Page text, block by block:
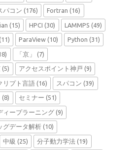
パコン (176) Fortran (16)
(15) HPCI (30) LAMMPS (49)
ParaView (10) Python (31)
「京」 (7)
(5) アクセスポイント神戸 (9)
リプト言語(16) スパコン (39)
(8) セミナー (51)
ィープラーニング(9)
グデータ解析(10)
中級 (25) 分子動力学法 (19)